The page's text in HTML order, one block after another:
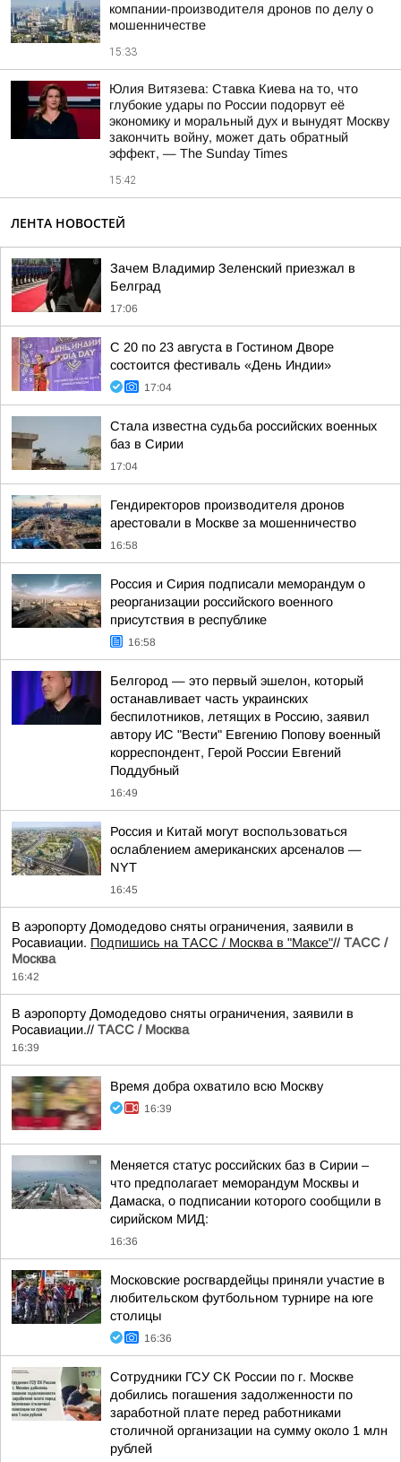
компании-производителя дронов по делу о
мошенничестве
15:33
Юлия Витязева: Ставка Киева на то, что
глубокие удары по России подорвут её
экономику и моральный дух и вынудят Москву
закончить войну, может дать обратный
эффект, — The Sunday Times
15:42
ЛЕНТА НОВОСТЕЙ
Зачем Владимир Зеленский приезжал в
Белград
17:06
С 20 по 23 августа в Гостином Дворе
состоится фестиваль «День Индии»
17:04
Стала известна судьба российских военных
баз в Сирии
17:04
Гендиректоров производителя дронов
арестовали в Москве за мошенничество
16:58
Россия и Сирия подписали меморандум о
реорганизации российского военного
присутствия в республике
16:58
Белгород — это первый эшелон, который
останавливает часть украинских
беспилотников, летящих в Россию, заявил
автору ИС "Вести" Евгению Попову военный
корреспондент, Герой России Евгений
Поддубный
16:49
Россия и Китай могут воспользоваться
ослаблением американских арсеналов —
NYT
16:45
В аэропорту Домодедово сняты ограничения, заявили в
Росавиации. Подпишись на ТАСС / Москва в "Максе"// ТАСС /
Москва
16:42
В аэропорту Домодедово сняты ограничения, заявили в
Росавиации.// ТАСС / Москва
16:39
Время добра охватило всю Москву
16:39
Меняется статус российских баз в Сирии –
что предполагает меморандум Москвы и
Дамаска, о подписании которого сообщили в
сирийском МИД:
16:36
Московские росгвардейцы приняли участие в
любительском футбольном турнире на юге
столицы
16:36
Сотрудники ГСУ СК России по г. Москве
добились погашения задолженности по
заработной плате перед работниками
столичной организации на сумму около 1 млн
рублей